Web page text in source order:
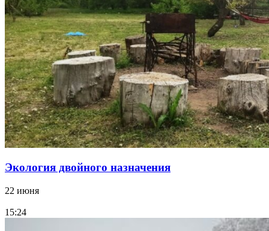
Экология двойного назначения
22 июня
15:24